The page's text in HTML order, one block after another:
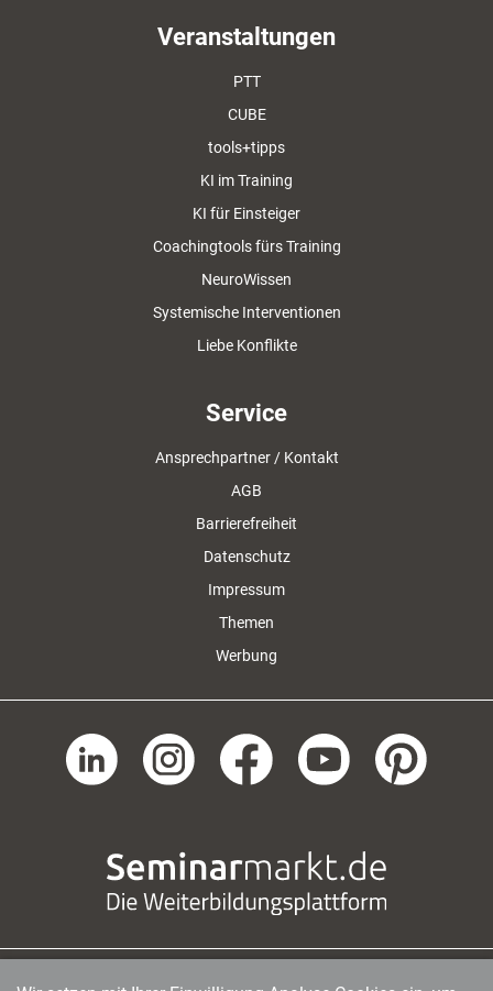
Veranstaltungen
PTT
CUBE
tools+tipps
KI im Training
KI für Einsteiger
Coachingtools fürs Training
NeuroWissen
Systemische Interventionen
Liebe Konflikte
Service
Ansprechpartner / Kontakt
AGB
Barrierefreiheit
Datenschutz
Impressum
Themen
Werbung